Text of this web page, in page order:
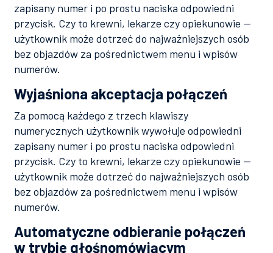
zapisany numer i po prostu naciska odpowiedni
przycisk. Czy to krewni, lekarze czy opiekunowie —
użytkownik może dotrzeć do najważniejszych osób
bez objazdów za pośrednictwem menu i wpisów
numerów.
Wyjaśniona akceptacja połączeń
Za pomocą każdego z trzech klawiszy
numerycznych użytkownik wywołuje odpowiedni
zapisany numer i po prostu naciska odpowiedni
przycisk. Czy to krewni, lekarze czy opiekunowie —
użytkownik może dotrzeć do najważniejszych osób
bez objazdów za pośrednictwem menu i wpisów
numerów.
Automatyczne odbieranie połączeń
w trybie głośnomówiącym